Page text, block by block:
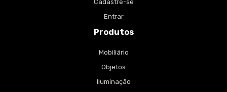
Cadastre-se
Entrar
Produtos
Mobiliário
Objetos
Iluminação